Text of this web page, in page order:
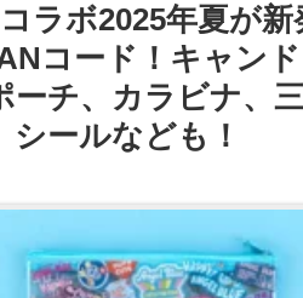
ラボ2025年夏が新
コード！キャン
チ、カラビナ、
ールなども！